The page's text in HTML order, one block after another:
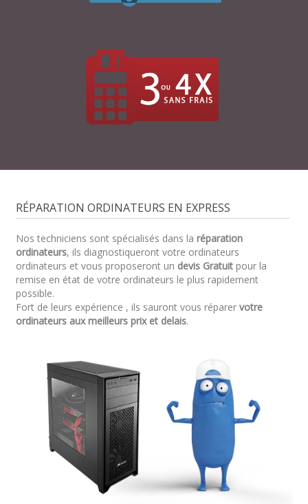
RÉPARATION ORDINATEURS EN EXPRESS
Nos techniciens sont spécialisés dans la réparation
ordinateurs, ils diagnostiqueront votre ordinateurs
ordinateurs et vous proposeront un devis Gratuitpour la
remise en état de votre ordinateurs le plus rapidement
possible.
Fort de leurs expérience , ils sauront vous réparer votre
ordinateurs aux meilleurs prix et delais.